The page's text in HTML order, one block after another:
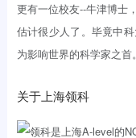
更有一位校友--­牛津博士
估计很少人了。毕竟中
为影响世界的科学家之首。
关于上海领科